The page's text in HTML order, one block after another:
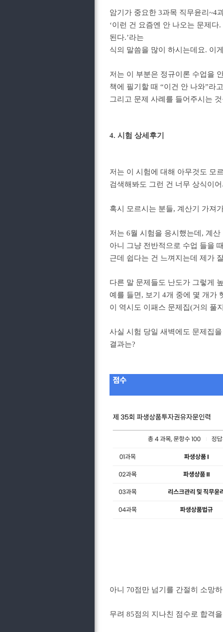
암기가 중요한 3과목 직무윤리~4
‘이런 건 요즘엔 안 나오는 문제
된다.’라는
식의 말씀을 많이 하시는데요. 이
저는 이 부분은 정규이론 수업을
책에 필기할 때 “이건 안 나와”라
그리고 문제 사례를 들어주시는
4. 시험 상세후기
저는 이 시험에 대해 아무것도 모
검색해봐도 그런 건 너무 상식이
혹시 모르시는 분들, 계산기 가져
저는 6월 시험을 응시했는데, 계
아니 그냥 전반적으로 수업 들을
근데 쉽다는 건 느껴지는데 제가
다른 말 문제들도 난도가 그렇게
예를 들면, 보기 4개 중에 몇 개가
이 역시도 이패스 문제집(거의 풀
사실 시험 당일 새벽에도 문제집
결과는?
아니 70점만 넘기를 간절히 소망
무려 85점의 지나친 점수로 합격